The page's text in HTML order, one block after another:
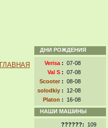
ГЛАВНАЯ
ДНИ РОЖДЕНИЯ
Verisa : 07-08
Val S : 07-08
Scooter : 08-08
solodkiy :
12-08
Platon :
16-08
НАШИ МАШИНЫ
??????:
109